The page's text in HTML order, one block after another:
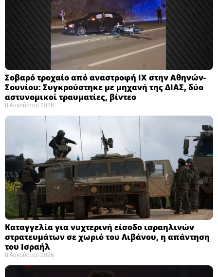
Σοβαρό τροχαίο από αναστροφή ΙΧ στην Αθηνών-
Σουνίου: Συγκρούστηκε με μηχανή της ΔΙΑΣ, δύο
αστυνομικοί τραυματίες, βίντεο
8 Αυγούστου 2026
Καταγγελία για νυχτερινή είσοδο ισραηλινών
στρατευμάτων σε χωριό του Λιβάνου, η απάντηση
του Ισραήλ
8 Αυγούστου 2026